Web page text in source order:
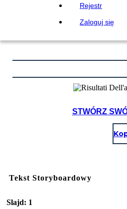
Rejestr
Zaloguj się
STWÓRZ
Tekst Storyboardowy
Slajd: 1